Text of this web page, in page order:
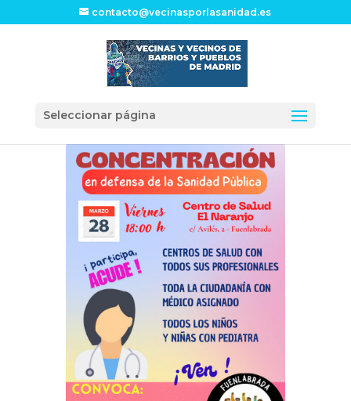
contacto@vecinasporlasanidad.es
Seleccionar página